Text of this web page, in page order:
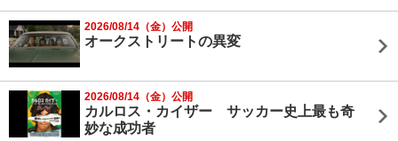
2026/08/14（金）公開
オークストリートの異変
2026/08/14（金）公開
カルロス・カイザー サッカー史上最も奇
妙な成功者